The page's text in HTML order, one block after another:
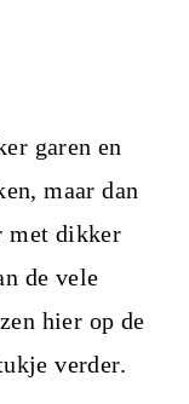
garen en
maar dan
met dikker
de vele
hier op de
verder.